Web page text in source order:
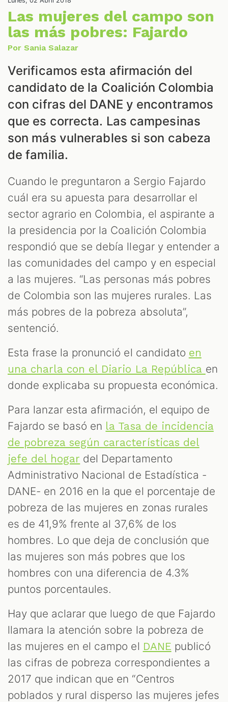
Las mujeres del campo son
las más pobres: Fajardo
Por Sania Salazar
Verificamos esta afirmación del
candidato de la Coalición Colombia
con cifras del DANE y encontramos
que es correcta. Las campesinas
son más vulnerables si son cabeza
de familia.
Cuando le preguntaron a Sergio Fajardo
cuál era su apuesta para desarrollar el
sector agrario en Colombia, el aspirante a
la presidencia por la Coalición Colombia
respondió que se debía llegar y entender a
las comunidades del campo y en especial
a las mujeres. “Las personas más pobres
de Colombia son las mujeres rurales. Las
más pobres de la pobreza absoluta”,
sentenció.
Esta frase la pronunció el candidato en
una charla con el Diario La República en
donde explicaba su propuesta económica.
Para lanzar esta afirmación, el equipo de
Fajardo se basó en la Tasa de incidencia
de pobreza según características del
jefe del hogar del Departamento
Administrativo Nacional de Estadística -
DANE- en 2016 en la que el porcentaje de
pobreza de las mujeres en zonas rurales
es de 41,9% frente al 37,6% de los
hombres. Lo que deja de conclusión que
las mujeres son más pobres que los
hombres con una diferencia de 4.3%
puntos porcentaules.
Hay que aclarar que luego de que Fajardo
llamara la atención sobre la pobreza de
las mujeres en el campo el DANE publicó
las cifras de pobreza correspondientes a
2017 que indican que en “Centros
poblados y rural disperso las mujeres jefes